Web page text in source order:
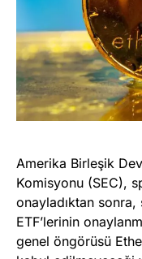
Amerika Birleşik
Komisyonu (SEC),
onayladıktan
ETF’lerinin
genel öngörüsü